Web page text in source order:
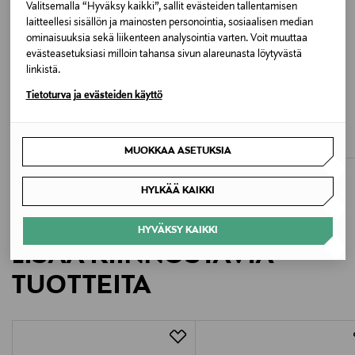
Valitsemalla “Hyväksy kaikki”, sallit evästeiden tallentamisen
laitteellesi sisällön ja mainosten personointia, sosiaalisen median
ominaisuuksia sekä liikenteen analysointia varten. Voit muuttaa
evästeasetuksiasi milloin tahansa sivun alareunasta löytyvästä
linkistä.
Tietoturva ja evästeiden käyttö
MUOKKAA ASETUKSIA
HYLKÄÄ KAIKKI
HYVÄKSY KAIKKI
Puhdista linssit pehmeällä liinalla ja miedolla
saippuavedellä. Säilytä kotelossa naarmuuntumisen
välttämiseksi.
One size MM
Valmistusmaa
Valmistajan tuotenumero
ETUKUPONKITUOTE
35,00 €
LISÄÄ KIINNOSTAVIA
TUOTTEITA